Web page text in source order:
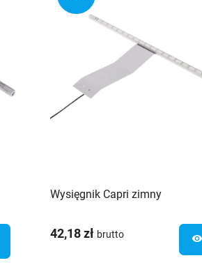
Wysięgnik Capri zimny
42,18 zł brutto visibility